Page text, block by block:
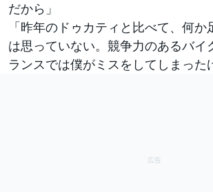
だから」
「昨年のドゥカティと比べて、何か
は思っていない。競争力のあるバイ
ランスでは僕がミスをしてしまった